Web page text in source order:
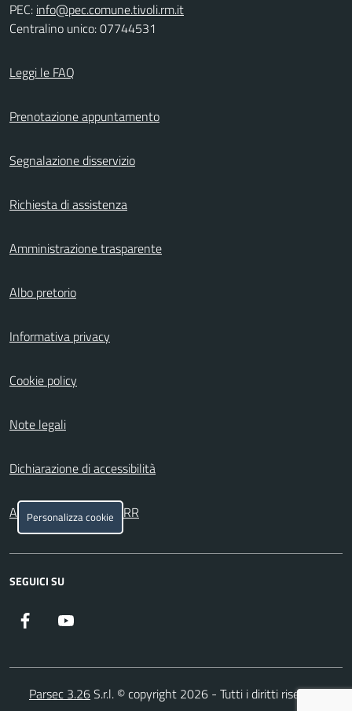
PEC: info@pec.comune.tivoli.rm.it
Centralino unico: 07744531
Leggi le FAQ
Prenotazione appuntamento
Segnalazione disservizio
Richiesta di assistenza
Amministrazione trasparente
Albo pretorio
Informativa privacy
Cookie policy
Note legali
Dichiarazione di accessibilità
Attuazione misure PNRR
SEGUICI SU
Facebook
Parsec 3.26S.r.l. © copyright 2026 - Tutti i diritti riservati
Personalizza cookie